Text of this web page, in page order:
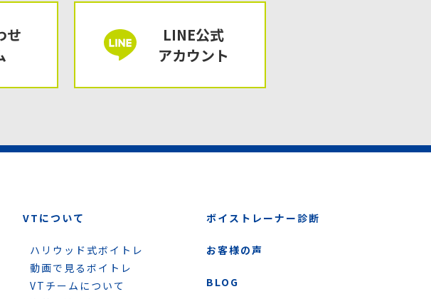
せ
LINE公式
アカウント
VTについて
ハリウッド式ボイトレ
動画で見るボイトレ
VTチームについて
ボイストレーナー診断
お客様の声
BLOG